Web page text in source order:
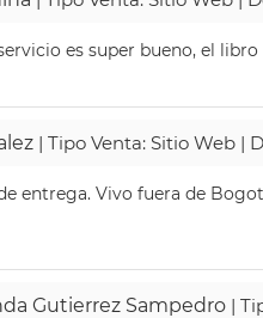
es super bueno, el
| Tipo Venta: Sitio Web |
entrega. Vivo fuera de
Gutierrez Sampedro |